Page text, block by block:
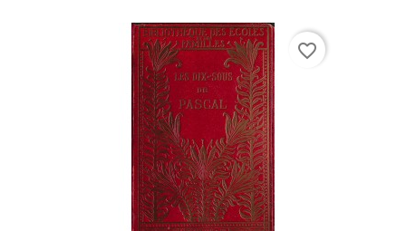
favorite_border